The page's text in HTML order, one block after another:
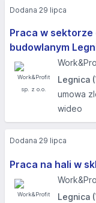
Praca w sektorze
budowlanym
Legnica
umowa
wideo
Dodana 29 lipca
Praca na hali w
Legnica
Dodana 29 lipca